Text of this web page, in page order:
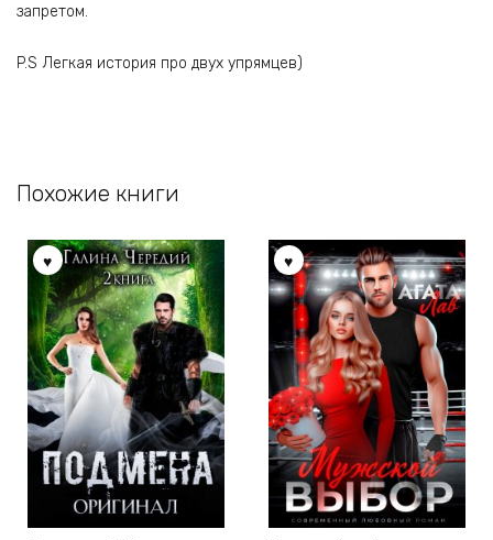
запретом.
P.S Легкая история про двух упрямцев)
Похожие книги